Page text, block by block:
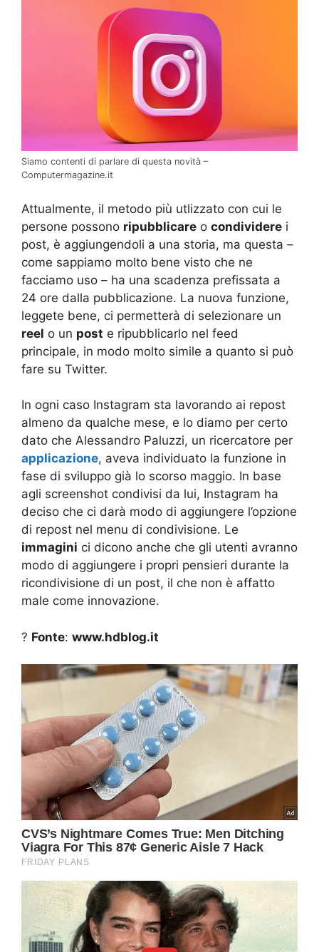
Siamo contenti di parlare di questa novità –
Computermagazine.it
Attualmente, il metodo più utlizzato con cui le
persone possono ripubblicare o condividere i
post, è aggiungendoli a una storia, ma questa –
come sappiamo molto bene visto che ne
facciamo uso – ha una scadenza prefissata a
24 ore dalla pubblicazione. La nuova funzione,
leggete bene, ci permetterà di selezionare un
reel o un post e ripubblicarlo nel feed
principale, in modo molto simile a quanto si può
fare su Twitter.
In ogni caso Instagram sta lavorando ai repost
almeno da qualche mese, e lo diamo per certo
dato che Alessandro Paluzzi, un ricercatore per
applicazione, aveva individuato la funzione in
fase di sviluppo già lo scorso maggio. In base
agli screenshot condivisi da lui, Instagram ha
deciso che ci darà modo di aggiungere l’opzione
di repost nel menu di condivisione. Le
immagini ci dicono anche che gli utenti avranno
modo di aggiungere i propri pensieri durante la
ricondivisione di un post, il che non è affatto
male come innovazione.
? Fonte: www.hdblog.it